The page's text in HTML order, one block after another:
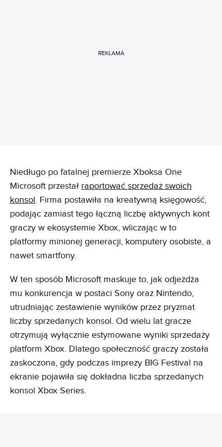
REKLAMA
Niedługo po fatalnej premierze Xboksa One
Microsoft przestał raportować sprzedaż swoich
konsol. Firma postawiła na kreatywną księgowość,
podając zamiast tego łączną liczbę aktywnych kont
graczy w ekosystemie Xbox, wliczając w to
platformy minionej generacji, komputery osobiste, a
nawet smartfony.
W ten sposób Microsoft maskuje to, jak odjeżdża
mu konkurencja w postaci Sony oraz Nintendo,
utrudniając zestawienie wyników przez pryzmat
liczby sprzedanych konsol. Od wielu lat gracze
otrzymują wyłącznie estymowane wyniki sprzedaży
platform Xbox. Dlatego społeczność graczy została
zaskoczona, gdy podczas imprezy BIG Festival na
ekranie pojawiła się dokładna liczba sprzedanych
konsol Xbox Series.